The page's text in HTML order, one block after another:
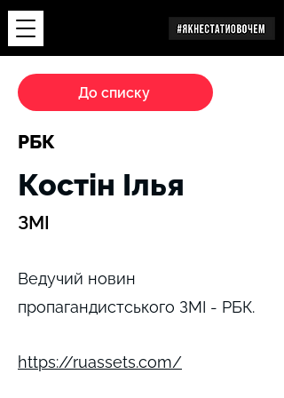
До списку
РБК
ЗМІ
Костін Ілья
Ведучий новин
пропагандистського ЗМІ - РБК.
https://ruassets.com/